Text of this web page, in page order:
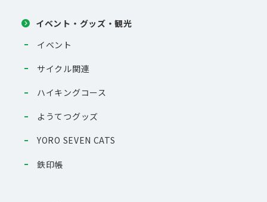
イベント・グッズ・観光
イベント
サイクル関連
ハイキングコース
ようてつグッズ
YORO SEVEN CATS
鉄印帳